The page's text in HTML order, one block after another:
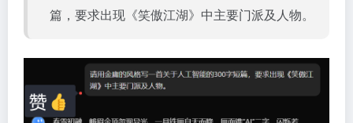
篇，要求出现《笑傲江湖》中主要门派及人物。